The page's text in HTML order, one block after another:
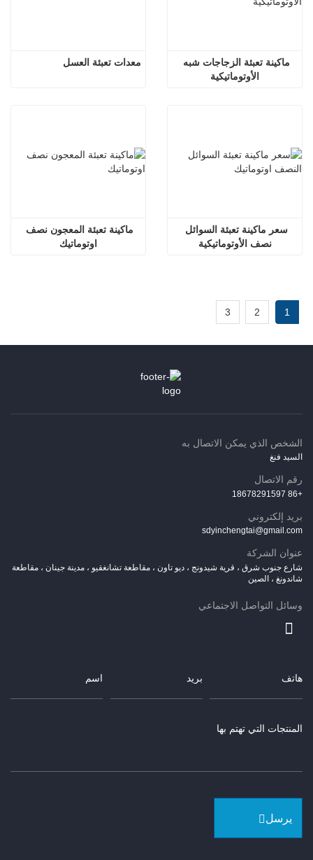
معدات تعبئة العسل
الأوتوماتيكية
اوتوماتيك
نصف الأوتوماتيكية
1
2
3
الشخص الذي يمكن الاتصال به
السيد فنغ
رقم الاتصال
+86 18678291597
بريد إلكتروني
sdyinchengtai@gmail.com
عنوان الشركة
شارع جنوب شرق ، قرية شيدونج ، ديو تاون ، مقاطعة تشانغقيو ، مدينة جينان ، مقاطعة
شاندونغ ، الصين
وسائل التواصل الاجتماعي
يرسل